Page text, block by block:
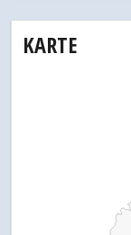
KARTE